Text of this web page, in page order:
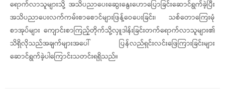
ရောက်လာသူများသို့ အသိပညာပေးဆွေးနွေးဟောပြောခြင်းဆောင်ရွက်ခဲ့ပြီး
အသိပညာပေးလက်ကမ်းစာစောင်များဖြန့်ဝေပေးခြင်း၊ သစ်တောကြေးမုံ
စာအုပ်များ ကျောင်းစာကြည့်တိုက်သို့လှူဒါန်းခြင်းတက်ရောက်လာသူများ၏
သိရှိလိုသည်အချက်များအပေါ် ပြန်လည်ရှင်းလင်းဖြေကြားခြင်းများ
ဆောင်ရွက်ခဲ့ပါကြောင်းသတင်းရရှိသည်။